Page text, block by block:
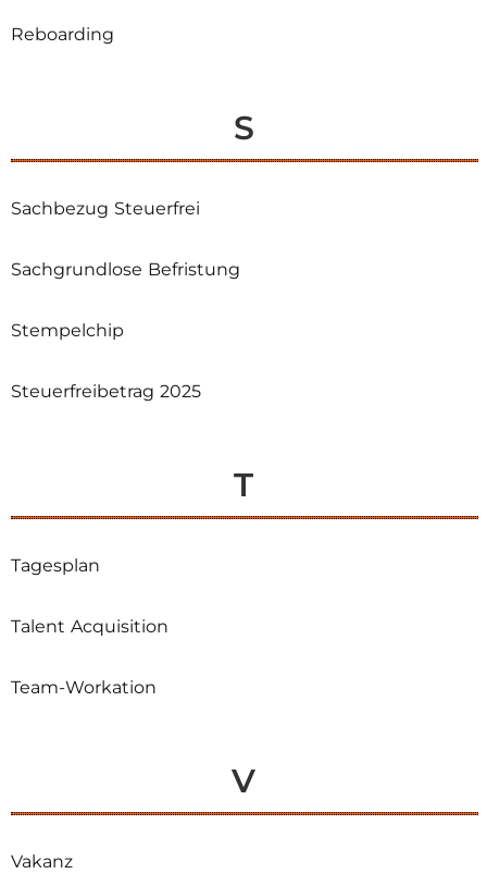
Reboarding
S
Sachbezug Steuerfrei
Sachgrundlose Befristung
Stempelchip
Steuerfreibetrag 2025
T
Tagesplan
Talent Acquisition
Team-Workation
V
Vakanz